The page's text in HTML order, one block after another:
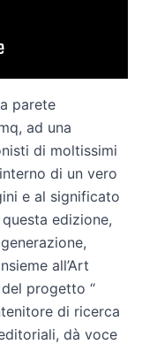
parete
ad una
di moltissimi
di un vero
e al significato
edizione,
all’Art
progetto “
di ricerca
dà voce